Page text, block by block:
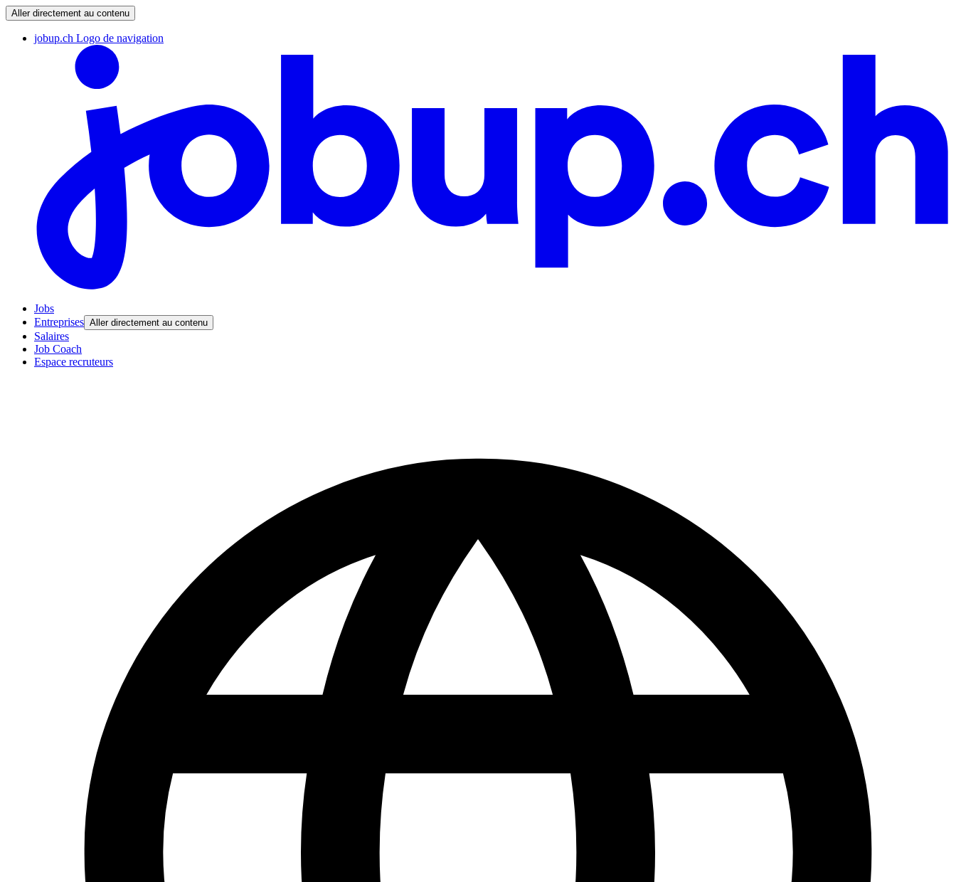
Aller directement au contenu
jobup.ch Logo de navigation
Jobs
Entreprises Aller directement au contenu
Salaires
Job Coach
Espace recruteurs